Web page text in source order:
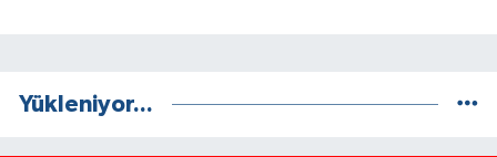
Yükleniyor...